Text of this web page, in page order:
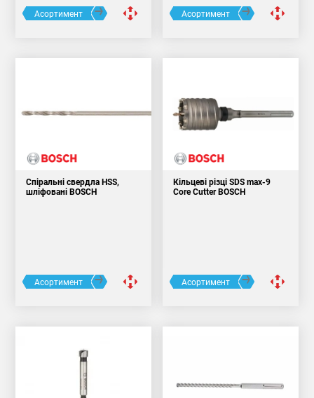
Асортимент Асортимент
Спіральні свердла HSS,
шліфовані BOSCH
Асортимент
Кільцеві різці SDS max-9
Core Cutter BOSCH
Асортимент